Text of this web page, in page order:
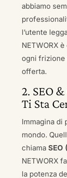
abbiamo
l’utente
NETWORX
ogni frizione
offerta.
2. SEO
Ti Sta
Immagina di
mondo.
chiama SEO
NETWORX
la potenza